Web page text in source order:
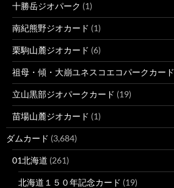
十勝岳ジオパーク (1)
南紀熊野ジオカード (1)
栗駒山麓ジオカード (6)
祖母・傾・大崩ユネスコエコパークカード
立山黒部ジオパークカード (19)
苗場山麓ジオカード (1)
ダムカード (3,684)
01北海道 (261)
北海道１５０年記念カード (19)